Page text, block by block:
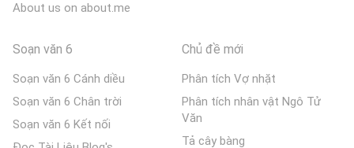
About us on about.me
Soạn văn 6
Soạn văn 6 Cánh diều
Soạn văn 6 Chân trời
Soạn văn 6 Kết nối
Chủ đề mới
Phân tích Vợ nhặt
Phân tích nhân vật Ngô Tử
Văn
Tả cây bàng